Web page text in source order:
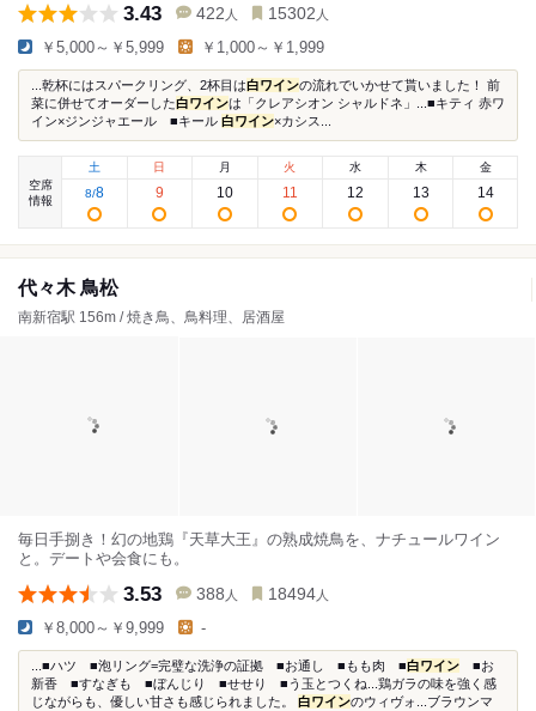
3.43 422 人 15302 人
￥5,000～￥5,999 ￥1,000～￥1,999
...乾杯にはスパークリング、2杯目は白ワインの流れでいかせて貰いました！ 前
菜に併せてオーダーした白ワインは「クレアシオン シャルドネ」...■キティ 赤ワ
イン×ジンジャエール ■キール 白ワイン×カシス...
空席
情報
土
8/8
日
9
月
10
火
11
水
12
木
13
金
14
代々木 鳥松
南新宿駅 156m / 焼き鳥、鳥料理、居酒屋
毎日手捌き！幻の地鶏『天草大王』の熟成焼鳥を、ナチュールワイン
と。デートや会食にも。
3.53 388 人 18494 人
￥8,000～￥9,999 -
...■ハツ ■泡リング=完璧な洗浄の証拠 ■お通し ■もも肉 ■白ワイン ■お
新香 ■すなぎも ■ぼんじり ■せせり ■う玉とつくね...鶏ガラの味を強く感
じながらも、優しい甘さも感じられました。 白ワインのウィヴォ...ブラウンマ